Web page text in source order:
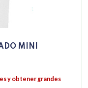
MINI
y obtener grandes